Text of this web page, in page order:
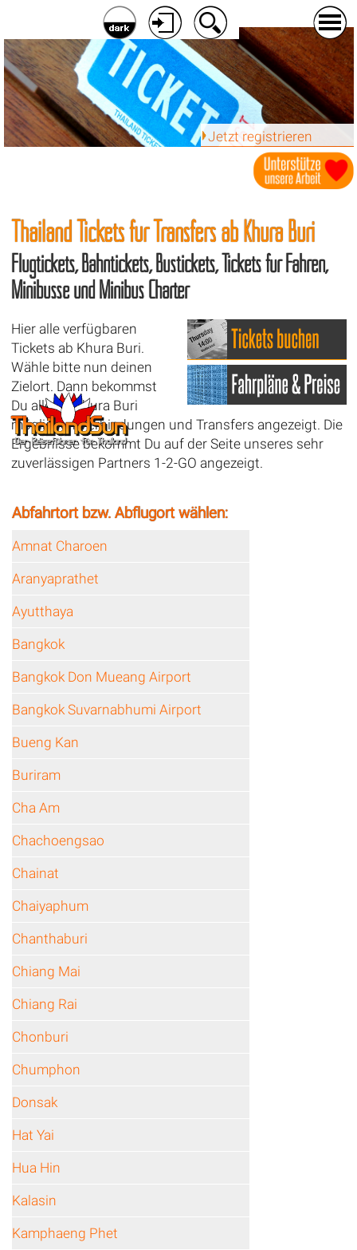
Jetzt registrieren
Thailand Tickets für Transfers abKhura Buri
Flugtickets, Bahntickets, Bustickets, Tickets für Fähren,
Minibusse und Minibus Charter
Hier alle verfügbaren
Tickets ab Khura Buri.
Wähle bitte nun deinen
Zielort. Dann bekommst
Du alle ab Khura Buri
möglichen Verbindungen und Transfers angezeigt. Die
Ergebnisse bekommt Du auf der Seite unseres sehr
zuverlässigen Partners 1-2-GO angezeigt.
Abfahrtort bzw. Abflugort wählen:
Amnat Charoen
Aranyaprathet
Ayutthaya
Bangkok
Bangkok Don Mueang Airport
Bangkok Suvarnabhumi Airport
Bueng Kan
Buriram
Cha Am
Chachoengsao
Chainat
Chaiyaphum
Chanthaburi
Chiang Mai
Chiang Rai
Chonburi
Chumphon
Donsak
Hat Yai
Hua Hin
Kalasin
Kamphaeng Phet